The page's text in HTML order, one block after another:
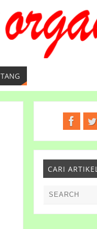
CARI ARTIKEL